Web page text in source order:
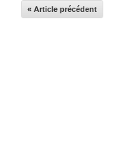
« Article précédent